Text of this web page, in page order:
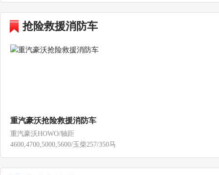
抢险救援消防车
重汽豪沃抢险救援消防车
重汽豪沃HOWO/轴距
4600,4700,5000,5600/玉柴257/350马